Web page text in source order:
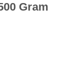
Gram